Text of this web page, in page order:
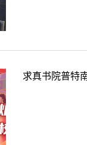
求真书院普特